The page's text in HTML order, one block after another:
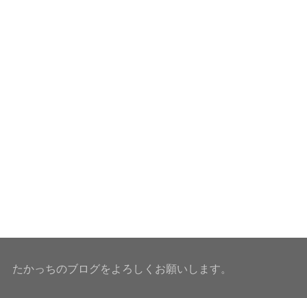
たかっちのブログをよろしくお願いします。